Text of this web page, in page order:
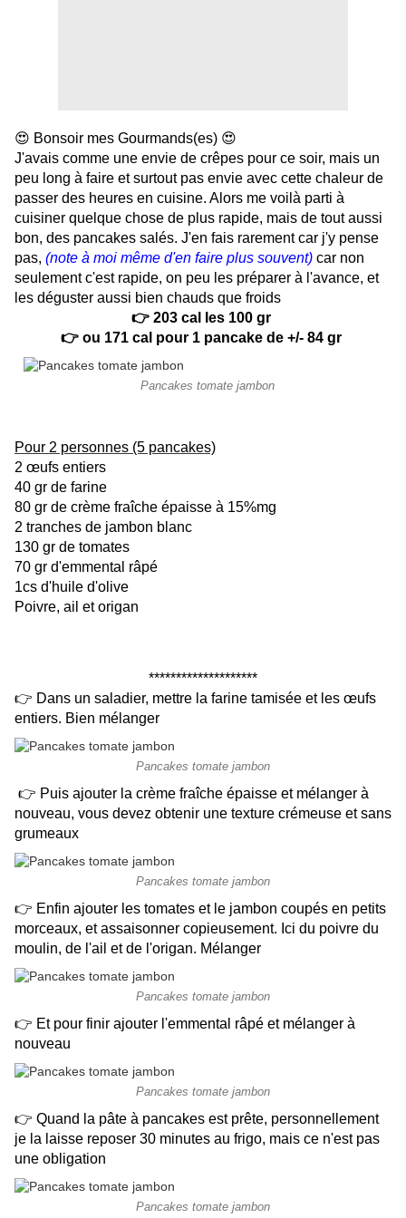
😍 Bonsoir mes Gourmands(es) 😍
J'avais comme une envie de crêpes pour ce soir, mais un
peu long à faire et surtout pas envie avec cette chaleur de
passer des heures en cuisine. Alors me voilà parti à
cuisiner quelque chose de plus rapide, mais de tout aussi
bon, des pancakes salés. J'en fais rarement car j'y pense
pas, (note à moi même d'en faire plus souvent) car non
seulement c'est rapide, on peu les préparer à l'avance, et
les déguster aussi bien chauds que froids
👉 203 cal les 100 gr
👉 ou 171 cal pour 1 pancake de +/- 84 gr
Pancakes tomate jambon
Pour 2 personnes (5 pancakes)
2 œufs entiers
40 gr de farine
80 gr de crème fraîche épaisse à 15%mg
2 tranches de jambon blanc
130 gr de tomates
70 gr d'emmental râpé
1cs d'huile d'olive
Poivre, ail et origan
********************
👉 Dans un saladier, mettre la farine tamisée et les œufs
entiers. Bien mélanger
Pancakes tomate jambon
👉 Puis ajouter la crème fraîche épaisse et mélanger à
nouveau, vous devez obtenir une texture crémeuse et sans
grumeaux
Pancakes tomate jambon
👉 Enfin ajouter les tomates et le jambon coupés en petits
morceaux, et assaisonner copieusement. Ici du poivre du
moulin, de l'ail et de l'origan. Mélanger
Pancakes tomate jambon
👉 Et pour finir ajouter l'emmental râpé et mélanger à
nouveau
Pancakes tomate jambon
👉 Quand la pâte à pancakes est prête, personnellement
je la laisse reposer 30 minutes au frigo, mais ce n'est pas
une obligation
Pancakes tomate jambon